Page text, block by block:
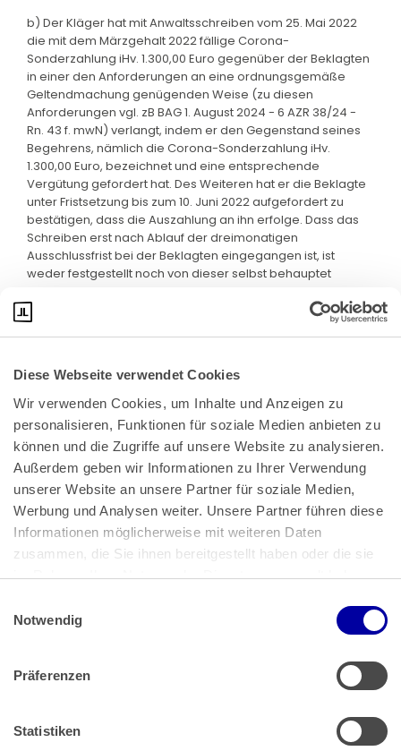
Diese Webseite verwendet Cookies
Wir verwenden Cookies, um Inhalte und Anzeigen zu
personalisieren, Funktionen für soziale Medien anbieten zu
können und die Zugriffe auf unsere Website zu analysieren.
Außerdem geben wir Informationen zu Ihrer Verwendung
unserer Website an unsere Partner für soziale Medien,
Werbung und Analysen weiter. Unsere Partner führen diese
Informationen möglicherweise mit weiteren Daten
zusammen, die Sie ihnen bereitgestellt haben oder die sie
im Rahmen Ihrer Nutzung der Dienste gesammelt haben.
Impressum
Notwendig
Präferenzen
Statistiken
b) Der Kläger hat mit Anwaltsschreiben vom 25. Mai 2022
die mit dem Märzgehalt 2022 fällige Corona-
Sonderzahlung iHv. 1.300,00 Euro gegenüber der Beklagten
in einer den Anforderungen an eine ordnungsgemäße
Geltendmachung genügenden Weise (zu diesen
Anforderungen vgl. zB BAG 1. August 2024 - 6 AZR 38/24 -
Rn. 43 f. mwN) verlangt, indem er den Gegenstand seines
Begehrens, nämlich die Corona-Sonderzahlung iHv.
1.300,00 Euro, bezeichnet und eine entsprechende
Vergütung gefordert hat. Des Weiteren hat er die Beklagte
unter Fristsetzung bis zum 10. Juni 2022 aufgefordert zu
bestätigen, dass die Auszahlung an ihn erfolge. Dass das
Schreiben erst nach Ablauf der dreimonatigen
Ausschlussfrist bei der Beklagten eingegangen ist, ist
weder festgestellt noch von dieser selbst behauptet
Bundeskanzlerplatz 2
53113 Bonn
Pressemitteilungen|AGB
Impressum|Datenschutz
Muster Widerrufsformular (PDF)